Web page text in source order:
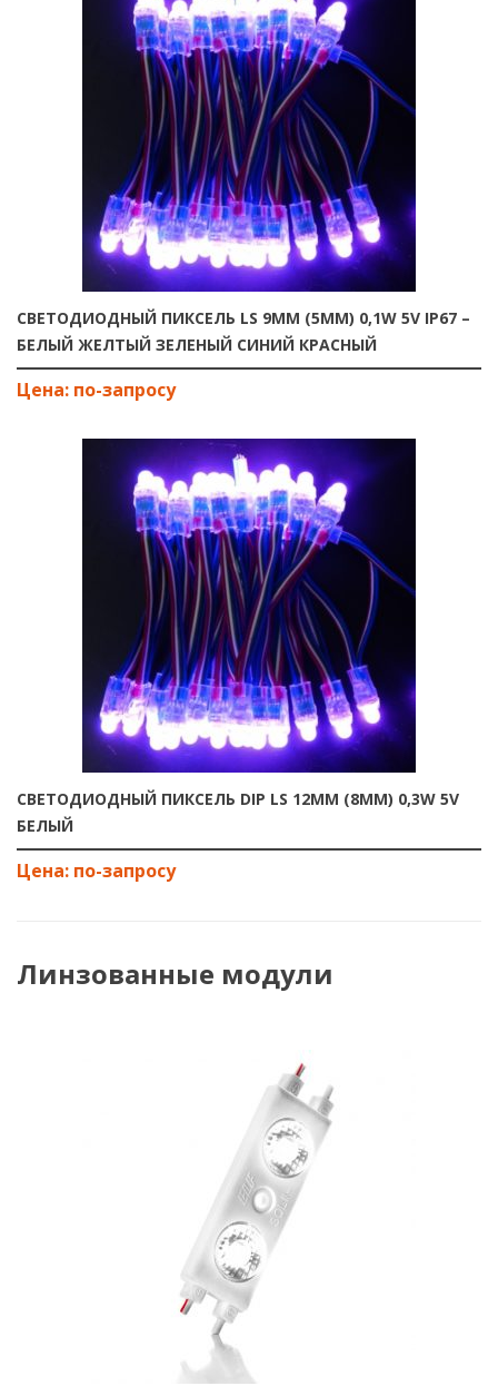
CВЕТОДИОДНЫЙ ПИКСЕЛЬ LS 9ММ (5ММ) 0,1W 5V IP67 –
БЕЛЫЙ ЖЕЛТЫЙ ЗЕЛЕНЫЙ СИНИЙ КРАСНЫЙ
СВЕТОДИОДНЫЙ ПИКСЕЛЬ DIP LS 12ММ (8ММ) 0,3W 5V
БЕЛЫЙ
Линзованные модули